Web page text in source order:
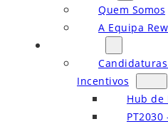
Quem Somos
A Equipa
Incentivos
Hub de